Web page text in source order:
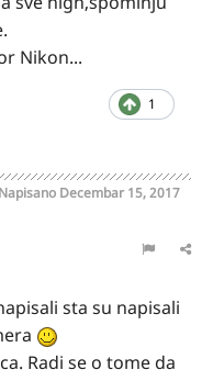
Nikon...
1
Napisano Decembar 15, 2017
sta su napisali
Radi se o tome da